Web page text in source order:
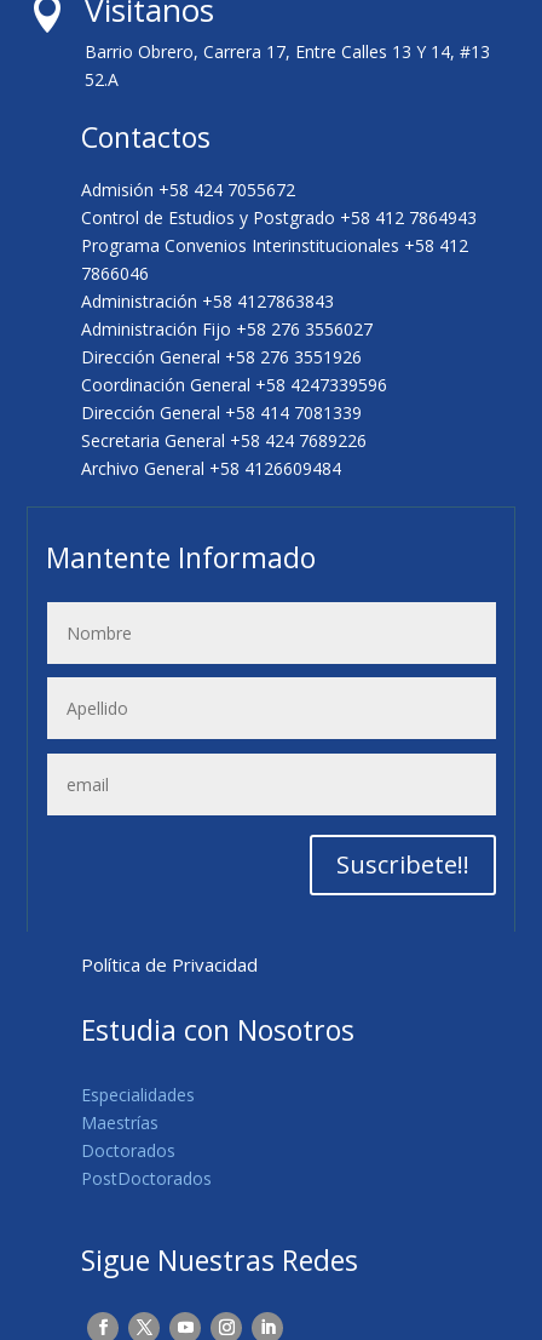
 Visitanos
Barrio Obrero, Carrera 17, Entre Calles 13 Y 14, #13
52.A
Contactos
Admisión +58 424 7055672
Control de Estudios y Postgrado +58 412 7864943
Programa Convenios Interinstitucionales +58 412
7866046
Administración +58 4127863843
Administración Fijo +58 276 3556027
Dirección General +58 276 3551926
Coordinación General +58 4247339596
Dirección General +58 414 7081339
Secretaria General +58 424 7689226
Archivo General +58 4126609484
Mantente Informado
Suscribete!!
Política de Privacidad
Estudia con Nosotros
Especialidades
Maestrías
Doctorados
PostDoctorados
Sigue Nuestras Redes